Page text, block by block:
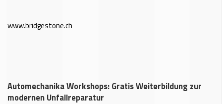
www.bridgestone.ch
Automechanika Workshops: Gratis Weiterbildung zur
modernen Unfallreparatur